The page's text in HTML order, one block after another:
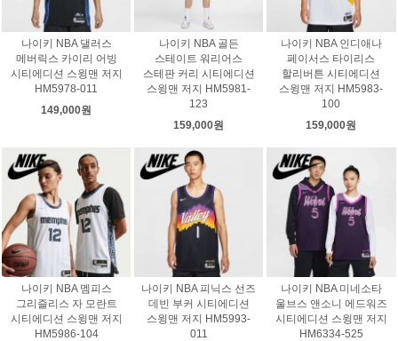
나이키 NBA 댈러스
메버릭스 카이리 어빙
시티에디션 스윙맨 저지
HM5978-011
149,000원
나이키 NBA 골든
스테이트 워리어스
스테판 커리 시티에디션
스윙맨 저지 HM5981-
123
159,000원
나이키 NBA 인디애나
페이서스 타이리스
할리버튼 시티에디션
스윙맨 저지 HM5983-
100
159,000원
나이키 NBA 멤피스
그리즐리스 자 모란트
시티에디션 스윙맨 저지
HM5986-104
나이키 NBA 피닉스 선즈
데빈 부커 시티에디션
스윙맨 저지 HM5993-
011
나이키 NBA 미네소타
울브스 앤소니 에드워즈
시티에디션 스윙맨 저지
HM6334-525